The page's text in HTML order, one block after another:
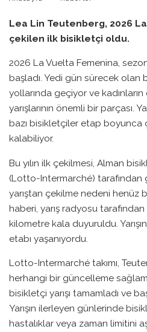
Lea Lin Teutenberg, 2026
çekilen ilk bisikletçi oldu.
2026 La Vuelta Femenina,
başladı. Yedi gün sürecek olan
yollarında geçiyor ve
yarışlarının önemli bir parçası.
bazı bisikletçiler etap boyunca
kalabiliyor.
Bu yılın ilk çekilmesi, Alman
(Lotto-Intermarché) tarafından
yarıştan çekilme nedeni henüz
haberi, yarış radyosu tarafından
kilometre kala duyuruldu.
etabı yaşanıyordu.
Lotto-Intermarché takımı,
herhangi bir güncelleme
bisikletçi yarışı tamamladı ve
Yarışın ilerleyen günlerinde
hastalıklar veya zaman limitini